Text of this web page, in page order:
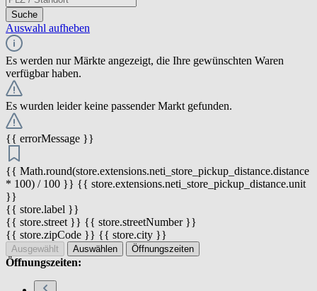
Suche
Auswahl aufheben
Es werden nur Märkte angezeigt, die Ihre gewünschten Waren
verfügbar haben.
Es wurden leider keine passender Markt gefunden.
{{ errorMessage }}
{{ Math.round(store.extensions.neti_store_pickup_distance.distance
* 100) / 100 }} {{ store.extensions.neti_store_pickup_distance.unit
}}
{{ store.label }}
{{ store.street }} {{ store.streetNumber }}
{{ store.zipCode }} {{ store.city }}
Ausgewählt Auswählen Öffnungszeiten
Öffnungszeiten: